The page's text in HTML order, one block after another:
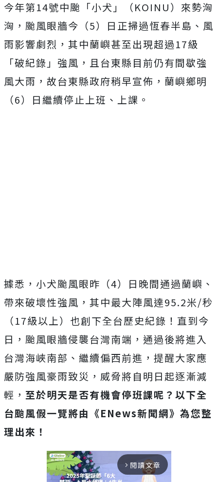
今年第14號中颱「小犬」（KOINU）來勢洶
洶，颱風眼牆今（5）日正掃過恆春半島、風
雨影響劇烈，其中蘭嶼甚至出現超過17級
「破紀錄」強風，且台東縣目前仍有間歇強
風大雨，故台東縣政府稍早宣佈，蘭嶼鄉明
（6）日繼續停止上班、上課。
據悉，小犬颱風眼昨（4）日晚間通過蘭嶼、
帶來破壞性強風，其中最大陣風達95.2米/秒
（17級以上）也創下全台歷史紀錄！直到今
日，颱風眼牆侵襲台灣南端，通過後將進入
台灣海峽南部、繼續偏西前進，提醒大家應
嚴防強風豪雨致災，威脅將自明日起逐漸減
輕， 至於明天是否有機會停班課呢？以下全
台颱風假一覽將由《ENews新聞網》為您整
理出來！
arrow_forward_ios 閱讀文章